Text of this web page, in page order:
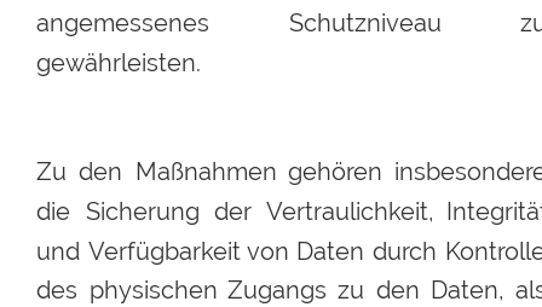
angemessenes
Schutzniveau
gewährleisten.
Zu den Maßnahmen gehören
die Sicherung der Vertraulichkeit,
und Verfügbarkeit von Daten durch
des physischen Zugangs zu den Daten,